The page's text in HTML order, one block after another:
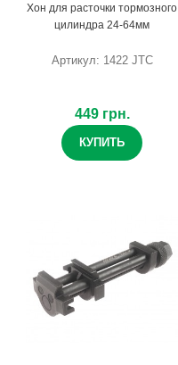
Хон для расточки тормозного
цилиндра 24-64мм
Артикул: 1422 JTC
449 грн.
КУПИТЬ